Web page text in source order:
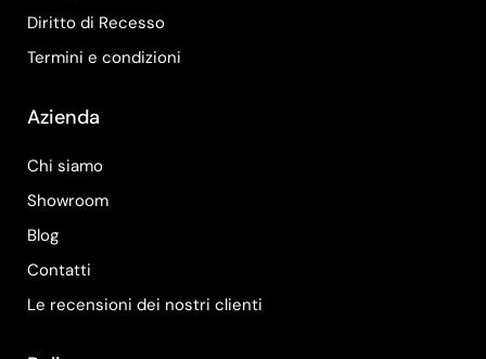
Diritto di Recesso
Termini e condizioni
Azienda
Chi siamo
Showroom
Blog
Contatti
Le recensioni dei nostri clienti